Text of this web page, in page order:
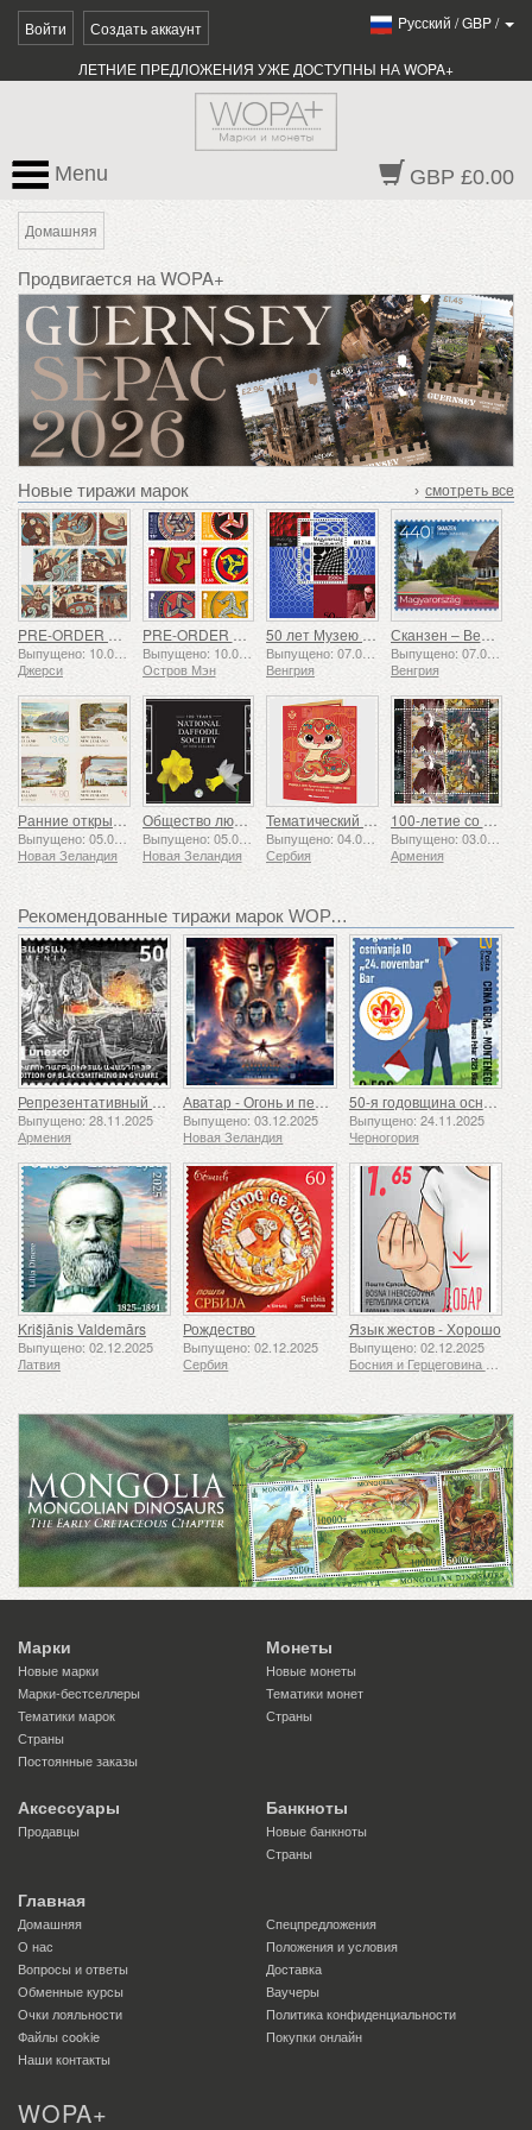
Войти Создать аккаунт Pусский /GBP/
ЛЕТНИЕ ПРЕДЛОЖЕНИЯ УЖЕ ДОСТУПНЫ НА WOPA+
GBP £0.00
Menu
Домашняя
Продвигается на WOPA+
Новые тиражи марок › смотреть все
PRE-ORDER Рассказы о Сент-Хелиере
Джерси
PRE-ORDER Коллекция «Трискелион II»
Выпущено: 10.08.2026
Остров Мэн
50 лет Музею Вазарели в Пече
Венгрия
Сканзен – Венгерский музей под открытым небом
Выпущено: 07.08.2026
Венгрия
Ранние открытки
Выпущено: 05.08.2026
Новая Зеландия
Общество любителей нарциссов: 100 лет
Выпущено: 05.08.2026
Новая Зеландия
Тематический набор - Год Змеи
Выпущено: 04.08.2026
Сербия
100-летие со дня рождения Григора Ханджяна
Выпущено: 03.08.2026
Армения
Рекомендованные тиражи марок WOPA+
Репрезентативный список нематериального культурного наследия человечества ЮНЕСКО — Традиция кузнечного дела в Гюмри
Выпущено: 28.11.2025
Армения
Аватар - Огонь и пепел
Выпущено: 03.12.2025
Новая Зеландия
50-я годовщина основания Ассоциации скаутов «24 ноября»
Выпущено: 24.11.2025
Черногория
Krišjānis Valdemārs
Выпущено: 02.12.2025
Латвия
Рождество
Выпущено: 02.12.2025
Сербия
Язык жестов - Хорошо
Выпущено: 02.12.2025
Марки
Новые марки
Марки-бестселлеры
Тематики марок
Страны
Постоянные заказы
Монеты
Новые монеты
Тематики монет
Страны
Аксессуары
Продавцы
Банкноты
Новые банкноты
Страны
Главная
Домашняя
Спецпредложения
О нас
Положения и условия
Вопросы и ответы
Доставка
Обменные курсы
Ваучеры
Очки лояльности
Политика конфиденциальности
Файлы сookie
Покупки онлайн
Наши контакты
WOPA+